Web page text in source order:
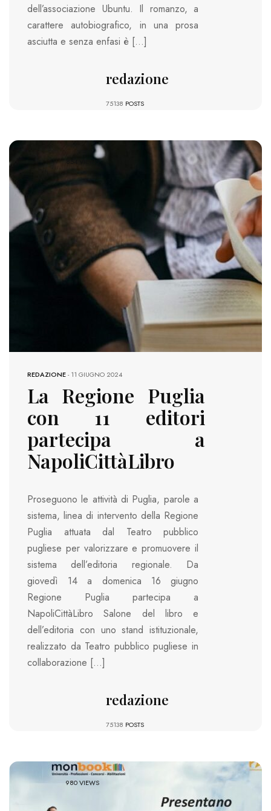
dell’associazione Ubuntu. Il romanzo, a
carattere autobiografico, in una prosa
asciutta e senza enfasi è […]
redazione
75138 POSTS
854 VIEWS
REDAZIONE-11 GIUGNO 2024
La Regione Puglia
con 11 editori
partecipa a
NapoliCittàLibro
Proseguono le attività di Puglia, parole a
sistema, linea di intervento della Regione
Puglia attuata dal Teatro pubblico
pugliese per valorizzare e promuovere il
sistema dell’editoria regionale. Da
giovedì 14 a domenica 16 giugno
Regione Puglia partecipa a
NapoliCittàLibro Salone del libro e
dell’editoria con uno stand istituzionale,
realizzato da Teatro pubblico pugliese in
collaborazione […]
redazione
75138 POSTS
980 VIEWS